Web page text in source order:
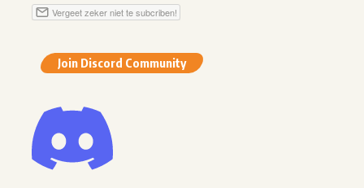
Join Discord Community